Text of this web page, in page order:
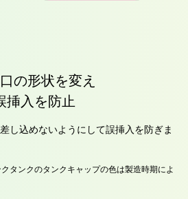
の形状を変え
挿入を防止
し込めないようにして誤挿入を防ぎま
タンクのタンクキャップの色は製造時期によ